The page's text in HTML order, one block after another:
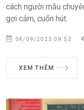
cách người mẫu
gợi cảm, cuốn hút.
04/09/2023 09:52
XEM THÊM